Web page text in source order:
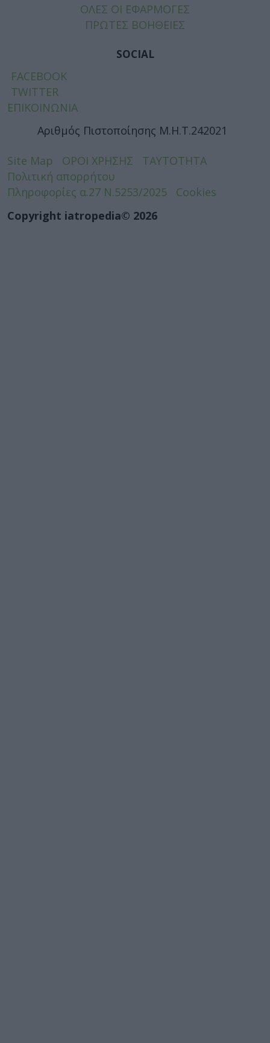
ΟΛΕΣ ΟΙ ΕΦΑΡΜΟΓΕΣ
ΠΡΩΤΕΣ ΒΟΗΘΕΙΕΣ
SOCIAL
FACEBOOK
TWITTER
ΕΠΙΚΟΙΝΩΝΙΑ
Αριθμός Πιστοποίησης Μ.Η.Τ.242021
Site Map ΟΡΟΙ ΧΡΗΣΗΣ
ΤΑΥΤΟΤΗΤΑ
Πολιτική απορρήτου
Πληροφορίες α.27 Ν.5253/2025
Cookies
Copyright iatropedia© 2026